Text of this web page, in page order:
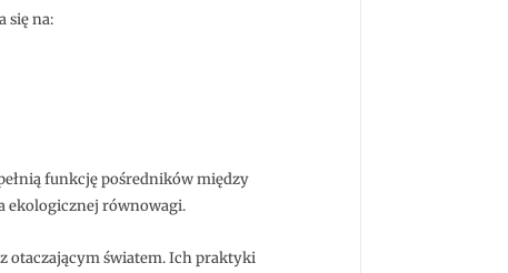
się na:
funkcję pośredników między
ekologicznej równowagi.
otaczającym światem. Ich praktyki